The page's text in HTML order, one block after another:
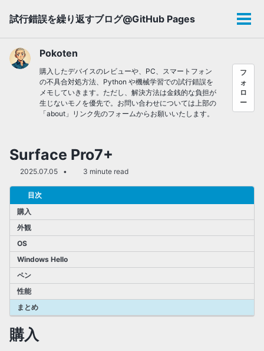
primary
navigation
content
footer
試行錯誤を繰り返すブログ@GitHub Pages
メ
ニ
ー
Pokoten
購入したデバイスのレビューや、PC、スマートフォン
の不具合対処方法、Python や機械学習での試行錯誤を
メモしていきます。ただし、解決方法は金銭的な負担が
生じないモノを優先で。お問い合わせについては上部の
「about」リンク先のフォームからお願いいたします。
フ
ォ
ロ
ー
Surface Pro7+
2025.07.05 3 minute read
目次
購入
外観
OS
Windows Hello
ペン
性能
まとめ
購入